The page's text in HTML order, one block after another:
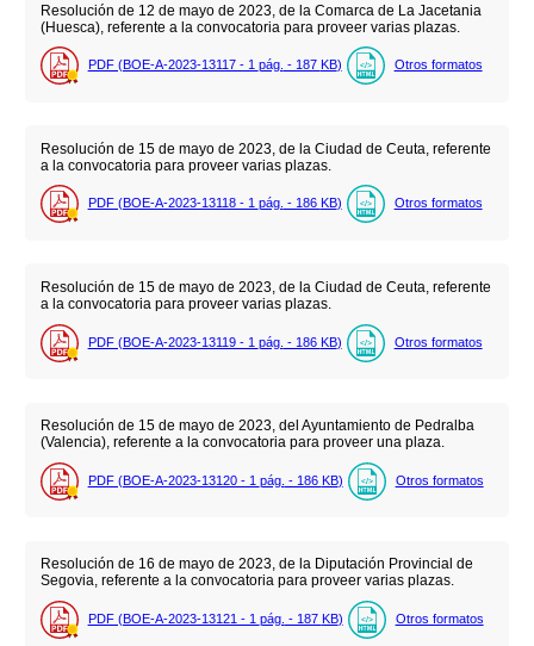
Resolución de 12 de mayo de 2023, de la Comarca de La Jacetania
(Huesca), referente a la convocatoria para proveer varias plazas.
PDF (BOE-A-2023-13117 - 1 pág. - 187 KB) Otros formatos
Resolución de 15 de mayo de 2023, de la Ciudad de Ceuta, referente
a la convocatoria para proveer varias plazas.
PDF (BOE-A-2023-13118 - 1 pág. - 186 KB) Otros formatos
Resolución de 15 de mayo de 2023, de la Ciudad de Ceuta, referente
a la convocatoria para proveer varias plazas.
PDF (BOE-A-2023-13119 - 1 pág. - 186 KB) Otros formatos
Resolución de 15 de mayo de 2023, del Ayuntamiento de Pedralba
(Valencia), referente a la convocatoria para proveer una plaza.
PDF (BOE-A-2023-13120 - 1 pág. - 186 KB) Otros formatos
Resolución de 16 de mayo de 2023, de la Diputación Provincial de
Segovia, referente a la convocatoria para proveer varias plazas.
PDF (BOE-A-2023-13121 - 1 pág. - 187 KB) Otros formatos